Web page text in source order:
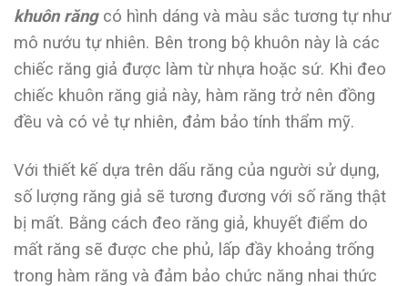
khuôn răngcó hình dáng và màu sắc tương tự như
mô nướu tự nhiên. Bên trong bộ khuôn này là các
chiếc răng giả được làm từ nhựa hoặc sứ. Khi đeo
chiếc khuôn răng giả này, hàm răng trở nên đồng
đều và có vẻ tự nhiên, đảm bảo tính thẩm mỹ.
Với thiết kế dựa trên dấu răng của người sử dụng,
số lượng răng giả sẽ tương đương với số răng thật
bị mất. Bằng cách đeo răng giả, khuyết điểm do
mất răng sẽ được che phủ, lấp đầy khoảng trống
trong hàm răng và đảm bảo chức năng nhai thức